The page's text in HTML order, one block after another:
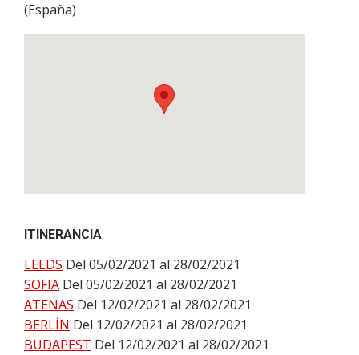
(España)
ITINERANCIA
LEEDS Del 05/02/2021 al 28/02/2021
SOFIA Del 05/02/2021 al 28/02/2021
ATENAS Del 12/02/2021 al 28/02/2021
BERLÍN Del 12/02/2021 al 28/02/2021
BUDAPEST Del 12/02/2021 al 28/02/2021